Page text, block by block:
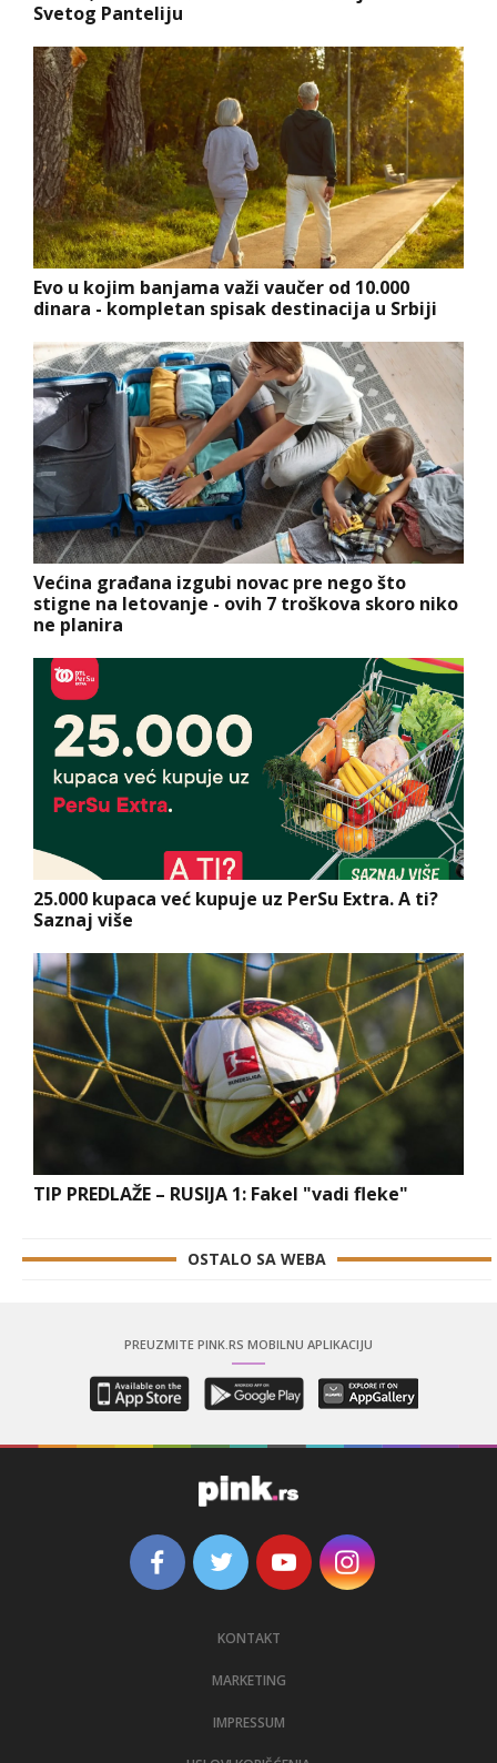
Svetog Panteliju
Evo u kojim banjama važi vaučer od 10.000
dinara - kompletan spisak destinacija u Srbiji
Većina građana izgubi novac pre nego što
stigne na letovanje - ovih 7 troškova skoro niko
ne planira
25.000 kupaca već kupuje uz PerSu Extra. A ti?
Saznaj više
TIP PREDLAŽE – RUSIJA 1: Fakel "vadi fleke"
OSTALO SA WEBA
PREUZMITE PINK.RS MOBILNU APLIKACIJU
KONTAKT
MARKETING
IMPRESSUM